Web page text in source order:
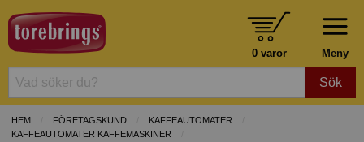
Meny
0 varor
Sök
HEM FÖRETAGSKUND
KAFFEAUTOMATER
KAFFEAUTOMATER KAFFEMASKINER